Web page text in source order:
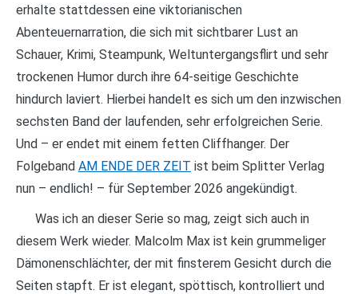
erhalte stattdessen eine viktorianischen
Abenteuernarration, die sich mit sichtbarer Lust an
Schauer, Krimi, Steampunk, Weltuntergangsflirt und sehr
trockenen Humor durch ihre 64-seitige Geschichte
hindurch laviert. Hierbei handelt es sich um den inzwischen
sechsten Band der laufenden, sehr erfolgreichen Serie.
Und – er endet mit einem fetten Cliffhanger. Der
Folgeband AM ENDE DER ZEIT ist beim Splitter Verlag
nun – endlich! – für September 2026 angekündigt.
Was ich an dieser Serie so mag, zeigt sich auch in
diesem Werk wieder. Malcolm Max ist kein grummeliger
Dämonenschlächter, der mit finsterem Gesicht durch die
Seiten stapft. Er ist elegant, spöttisch, kontrolliert und